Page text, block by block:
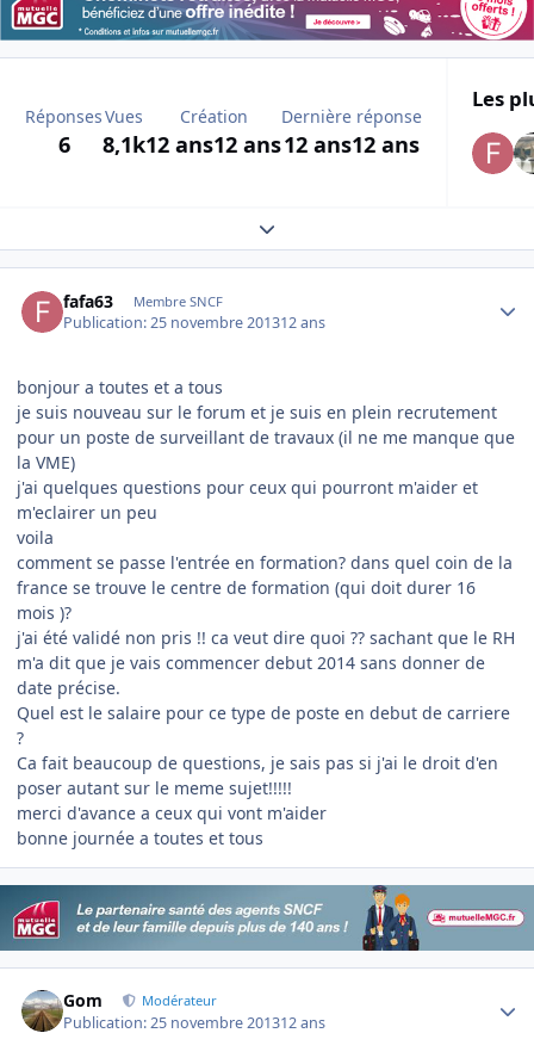
Réponses
6
Vues
8,1k
Création
12 ans12 ans
Dernière réponse
12 ans12 ans
Les
Expand topic overview
fafa63 Membre SNCF
Publication:25 novembre 201312 ans
bonjour a toutes et a tous
je suis nouveau sur le forum et je suis en plein recrutement
pour un poste de surveillant de travaux (il ne me manque que
la VME)
j'ai quelques questions pour ceux qui pourront m'aider et
m'eclairer un peu
voila
comment se passe l'entrée en formation? dans quel coin de la
france se trouve le centre de formation (qui doit durer 16
mois )?
j'ai été validé non pris !! ca veut dire quoi ?? sachant que le RH
m'a dit que je vais commencer debut 2014 sans donner de
date précise.
Quel est le salaire pour ce type de poste en debut de carriere
?
Ca fait beaucoup de questions, je sais pas si j'ai le droit d'en
poser autant sur le meme sujet!!!!!
merci d'avance a ceux qui vont m'aider
bonne journée a toutes et tous
Gom Modérateur
Publication:25 novembre 201312 ans